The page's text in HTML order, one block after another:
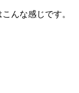
んな感じです。